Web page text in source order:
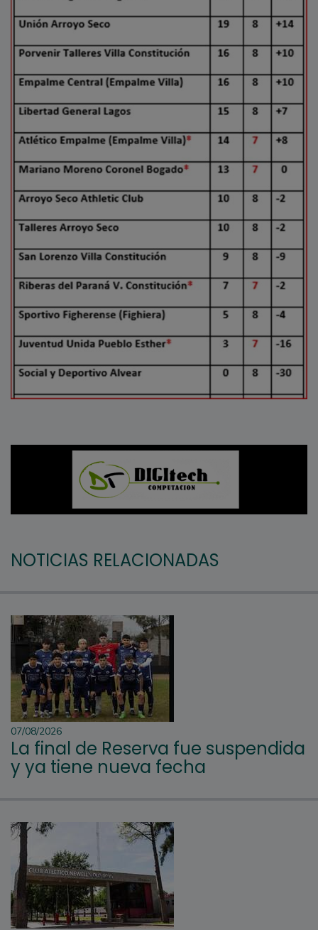
NOTICIAS RELACIONADAS
07/08/2026
La final de Reserva fue suspendida
y ya tiene nueva fecha